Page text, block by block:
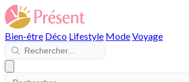
Bien-être Déco Lifestyle ModeVoyage